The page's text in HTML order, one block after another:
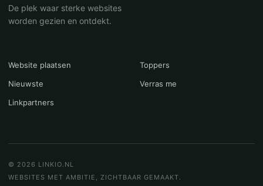
De plek waar sterke websites
worden gezien en ontdekt.
Website plaatsen
Toppers
Nieuwste
Verras me
Linkpartners
© 2026 LINKIO.NL
WEBSITES MET AMBITIE, ZICHTBAAR GEMAAKT.